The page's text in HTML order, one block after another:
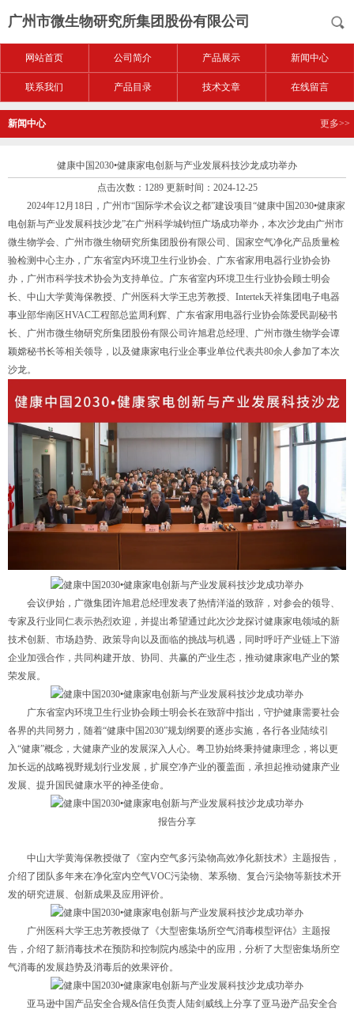
广州市微生物研究所集团股份有限公司
网站首页 公司简介 产品展示 新闻中心
联系我们 产品目录 技术文章 在线留言
新闻中心 更多>>
健康中国2030•健康家电创新与产业发展科技沙龙成功举办
点击次数：1289 更新时间：2024-12-25
2024年12月18日，广州市“国际学术会议之都”建设项目“健康中国2030•健康家
电创新与产业发展科技沙龙”在广州科学城钧恒广场成功举办，本次沙龙由广州市
微生物学会、广州市微生物研究所集团股份有限公司、国家空气净化产品质量检
验检测中心主办，广东省室内环境卫生行业协会、广东省家用电器行业协会协
办，广州市科学技术协会为支持单位。广东省室内环境卫生行业协会顾士明会
长、中山大学黄海保教授、广州医科大学王忠芳教授、Intertek天祥集团电子电器
事业部华南区HVAC工程部总监周利辉、广东省家用电器行业协会陈爱民副秘书
长、广州市微生物研究所集团股份有限公司许旭君总经理、广州市微生物学会谭
颖嫦秘书长等相关领导，以及健康家电行业企事业单位代表共80余人参加了本次
沙龙。
会议伊始，广微集团许旭君总经理发表了热情洋溢的致辞，对参会的领导、
专家及行业同仁表示热烈欢迎，并提出希望通过此次沙龙探讨健康家电领域的新
技术创新、市场趋势、政策导向以及面临的挑战与机遇，同时呼吁产业链上下游
企业加强合作，共同构建开放、协同、共赢的产业生态，推动健康家电产业的繁
荣发展。
广东省室内环境卫生行业协会顾士明会长在致辞中指出，守护健康需要社会
各界的共同努力，随着“健康中国2030”规划纲要的逐步实施，各行各业陆续引
入“健康”概念，大健康产业的发展深入人心。粤卫协始终秉持健康理念，将以更
加长远的战略视野规划行业发展，扩展空净产业的覆盖面，承担起推动健康产业
发展、提升国民健康水平的神圣使命。
报告分享
中山大学黄海保教授做了《室内空气多污染物高效净化新技术》主题报告，
介绍了团队多年来在净化室内空气VOC污染物、苯系物、复合污染物等新技术开
发的研究进展、创新成果及应用评价。
广州医科大学王忠芳教授做了《大型密集场所空气消毒模型评估》主题报
告，介绍了新消毒技术在预防和控制院内感染中的应用，分析了大型密集场所空
气消毒的发展趋势及消毒后的效果评价。
亚马逊中国产品安全合规&信任负责人陆剑威线上分享了亚马逊产品安全合